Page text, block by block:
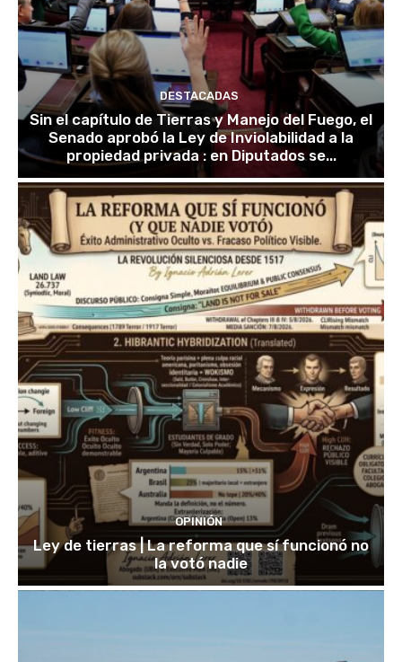
DESTACADAS
Sin el capítulo de Tierras y Manejo del Fuego, el
Senado aprobó la Ley de Inviolabilidad a la
propiedad privada : en Diputados se...
OPINIÓN
Ley de tierras | La reforma que sí funcionó no
la votó nadie